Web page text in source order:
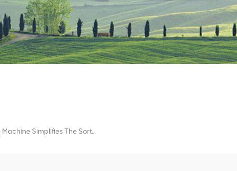
Mingde AI Sorting Machine Simplifies The Sorting Of Quartz And Calcite Type Wollastonite